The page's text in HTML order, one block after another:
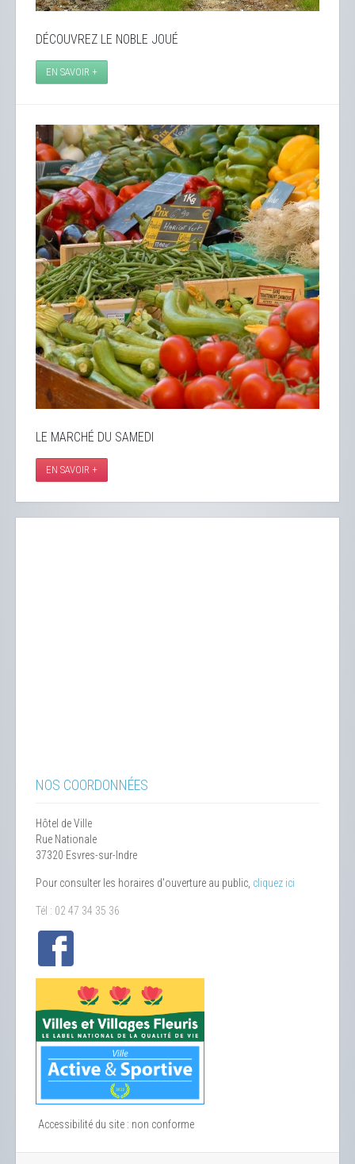
DÉCOUVREZ LE NOBLE JOUÉ
EN SAVOIR +
LE MARCHÉ DU SAMEDI
EN SAVOIR +
NOS COORDONNÉES
Hôtel de Ville
Rue Nationale
37320 Esvres-sur-Indre
Pour consulter les horaires d'ouverture au public, cliquez ici
Tél : 02 47 34 35 36
Accessibilité du site : non conforme